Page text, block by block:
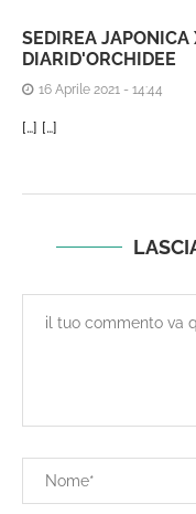
SEDIREA JAPONICA
DIARID'ORCHIDEE
16 Aprile 2021 - 14:44
[…] […]